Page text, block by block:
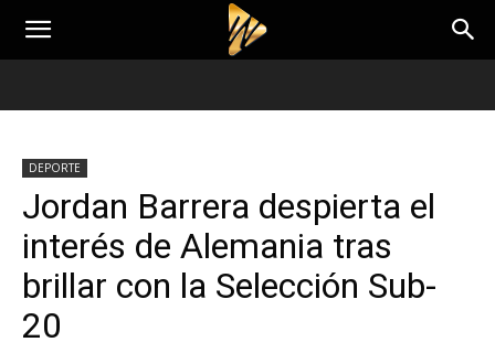
DEPORTE
Jordan Barrera despierta el
interés de Alemania tras
brillar con la Selección Sub-
20